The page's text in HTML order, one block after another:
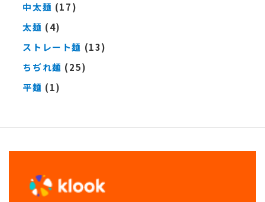
中太麺 (17)
太麺 (4)
ストレート麺 (13)
ちぢれ麺 (25)
平麺 (1)